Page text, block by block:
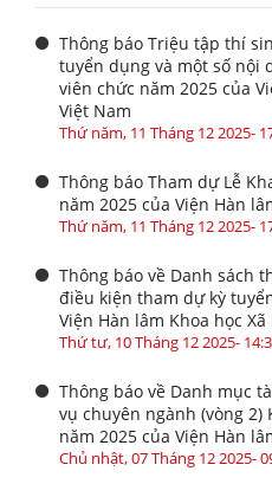
Thông báo Triệu tập thí
tuyển dụng và một số nội
viên chức năm 2025 của
Việt Nam
Thứ năm, 11 Tháng 12 2025-
Thông báo Tham dự Lễ
năm 2025 của Viện Hàn
Thứ năm, 11 Tháng 12 2025-
Thông báo về Danh sách
điều kiện tham dự kỳ
Viện Hàn lâm Khoa học
Thứ tư, 10 Tháng 12 2025-
Thông báo về Danh mục
vụ chuyên ngành (vòng
năm 2025 của Viện Hàn
Chủ nhật, 07 Tháng 12 2025-